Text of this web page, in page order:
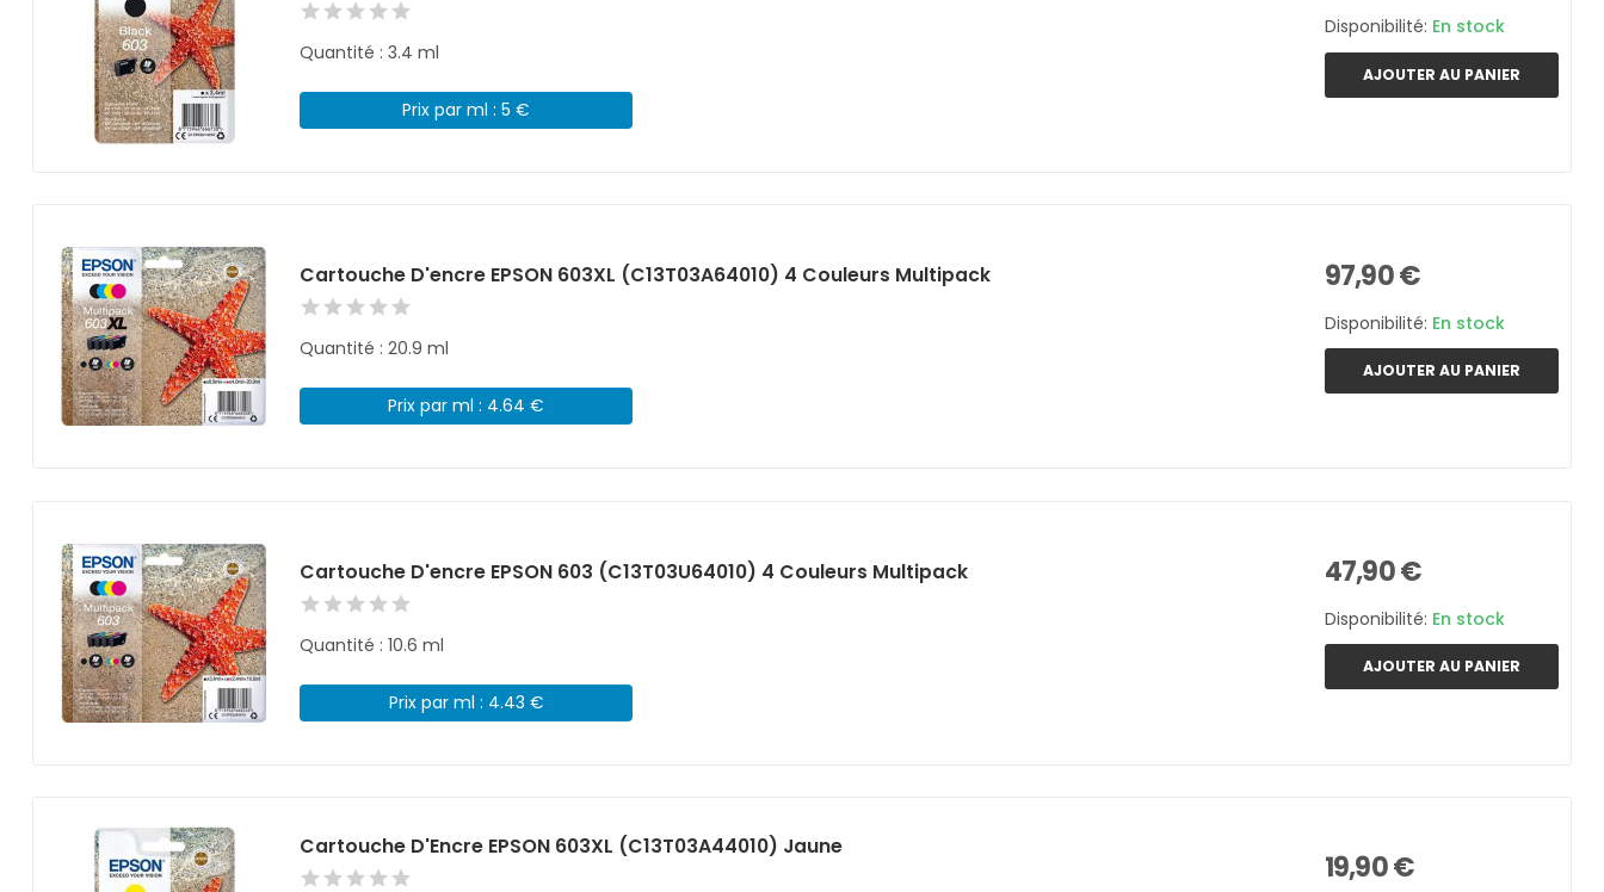
Quantité : 3.4 ml
Prix par ml : 5 €
Disponibilité: En stock
AJOUTER AU PANIER
Cartouche D'encre EPSON 603XL (C13T03A64010) 4 Couleurs Multipack
Quantité : 20.9 ml
Prix par ml : 4.64 €
97,90 €
Disponibilité: En stock
AJOUTER AU PANIER
Cartouche D'encre EPSON 603 (C13T03U64010) 4 Couleurs Multipack
Quantité : 10.6 ml
Prix par ml : 4.43 €
47,90 €
Disponibilité: En stock
AJOUTER AU PANIER
Cartouche D'Encre EPSON 603XL (C13T03A44010) Jaune
19,90 €